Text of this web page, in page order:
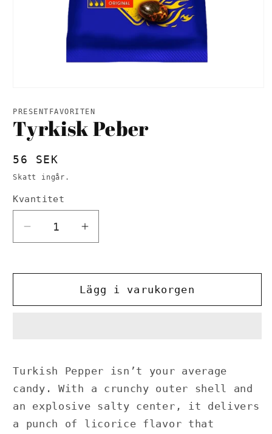
1
modalfönster
PRESENTFAVORITEN
Tyrkisk Peber
Ordinarie
pris
56 SEK
Skatt ingår.
Kvantitet
Minska
kvantitet
Tyrkisk
Öka
kvantitet
Tyrkisk
Peber
Lägg i varukorgen
Turkish Pepper isn’t your average
candy. With a crunchy outer shell and
an explosive salty center, it delivers
a punch of licorice flavor that